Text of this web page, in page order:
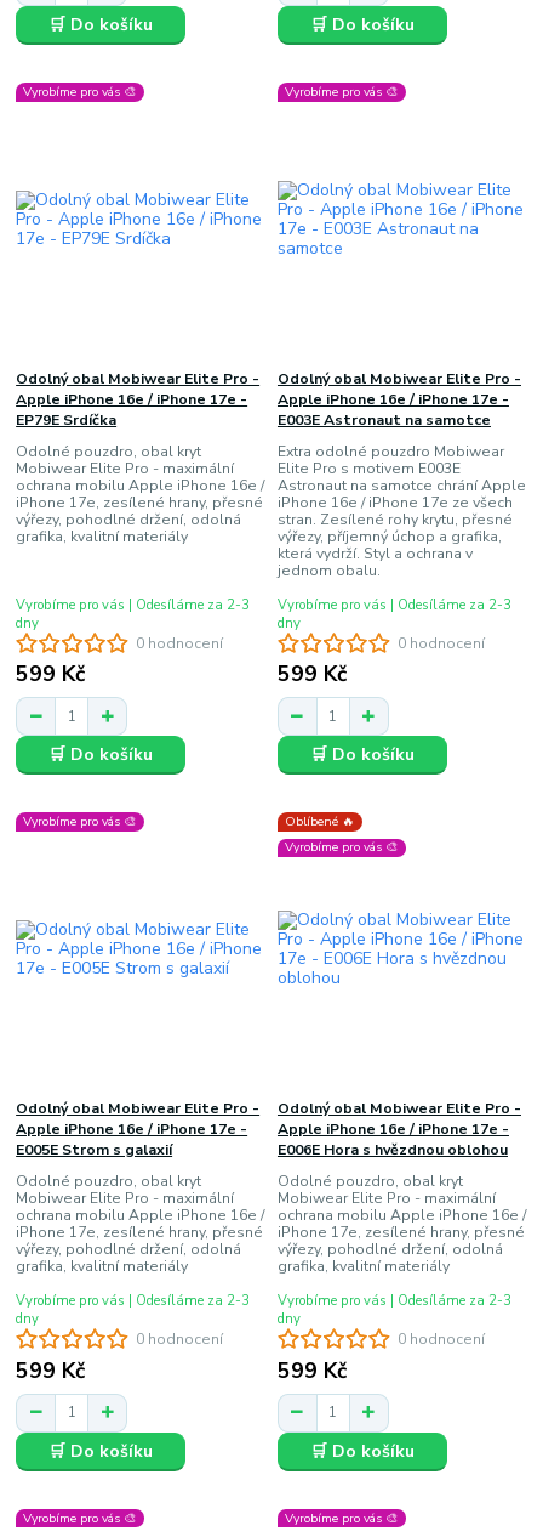
🛒 Do košíku 🛒 Do košíku
Vyrobíme pro vás 🎨
0 hodnocení
Odolný obal Mobiwear Elite Pro -
Apple iPhone 16e / iPhone 17e -
EP79E Srdíčka
Odolné pouzdro, obal kryt
Mobiwear Elite Pro - maximální
ochrana mobilu Apple iPhone 16e /
iPhone 17e, zesílené hrany, přesné
výřezy, pohodlné držení, odolná
grafika, kvalitní materiály
599 Kč
Vyrobíme pro vás | Odesíláme za 2-3
dny
🛒 Do košíku
Vyrobíme pro vás 🎨
0 hodnocení
Odolný obal Mobiwear Elite Pro -
Apple iPhone 16e / iPhone 17e -
E003E Astronaut na samotce
Extra odolné pouzdro Mobiwear
Elite Pro s motivem E003E
Astronaut na samotce chrání Apple
iPhone 16e / iPhone 17e ze všech
stran. Zesílené rohy krytu, přesné
výřezy, příjemný úchop a grafika,
která vydrží. Styl a ochrana v
jednom obalu.
599 Kč
Vyrobíme pro vás | Odesíláme za 2-3
dny
🛒 Do košíku
Vyrobíme pro vás 🎨
0 hodnocení
Odolný obal Mobiwear Elite Pro -
Apple iPhone 16e / iPhone 17e -
E005E Strom s galaxií
Odolné pouzdro, obal kryt
Mobiwear Elite Pro - maximální
ochrana mobilu Apple iPhone 16e /
iPhone 17e, zesílené hrany, přesné
výřezy, pohodlné držení, odolná
grafika, kvalitní materiály
599 Kč
Vyrobíme pro vás | Odesíláme za 2-3
dny
🛒 Do košíku
Oblíbené 🔥
Vyrobíme pro vás 🎨
0 hodnocení
Odolný obal Mobiwear Elite Pro -
Apple iPhone 16e / iPhone 17e -
E006E Hora s hvězdnou oblohou
Odolné pouzdro, obal kryt
Mobiwear Elite Pro - maximální
ochrana mobilu Apple iPhone 16e /
iPhone 17e, zesílené hrany, přesné
výřezy, pohodlné držení, odolná
grafika, kvalitní materiály
599 Kč
Vyrobíme pro vás | Odesíláme za 2-3
dny
🛒 Do košíku
Vyrobíme pro vás 🎨 Vyrobíme pro vás 🎨